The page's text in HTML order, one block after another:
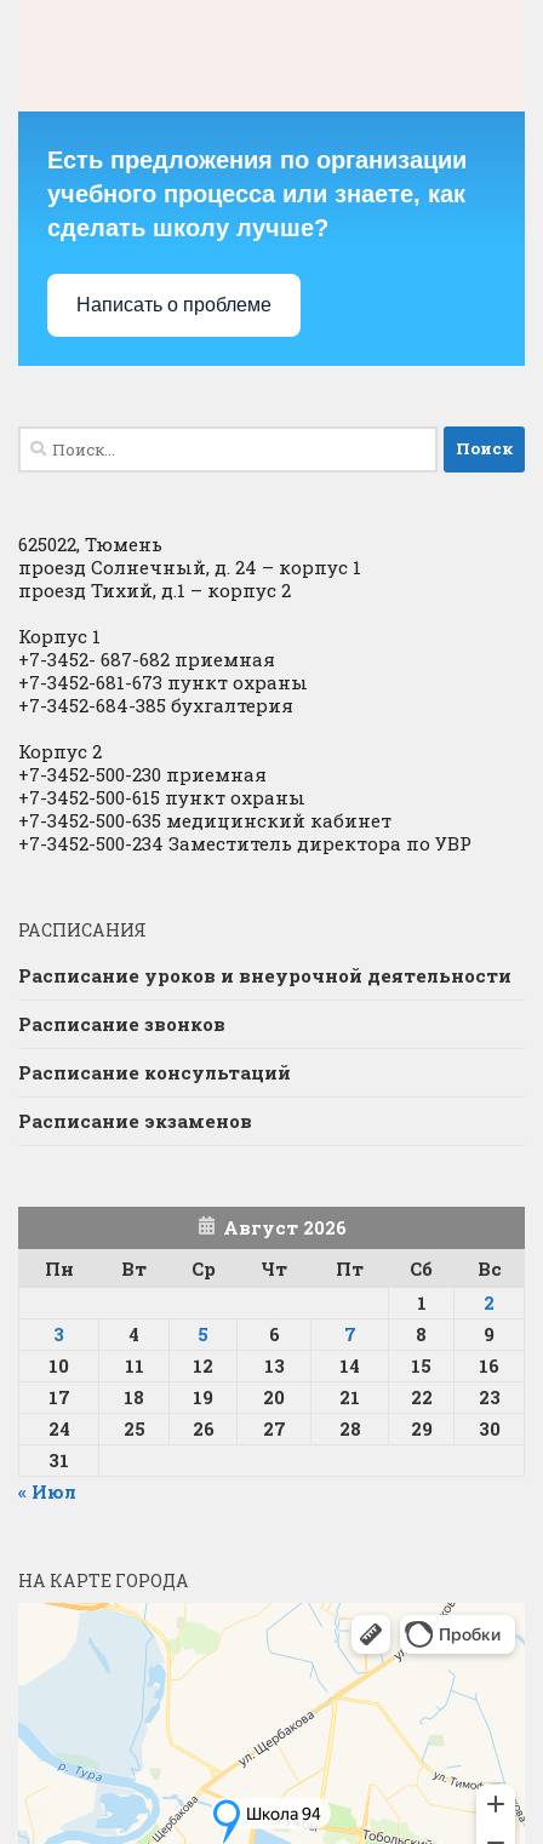
Есть предложения по организации
учебного процесса или знаете, как
сделать школу лучше?
Написать о проблеме
Найти:
625022, Тюмень
проезд Солнечный, д. 24 – корпус 1
проезд Тихий, д.1 – корпус 2
Корпус 1
+7-3452- 687-682 приемная
+7-3452-681-673 пункт охраны
+7-3452-684-385 бухгалтерия
Корпус 2
+7-3452-500-230 приемная
+7-3452-500-615 пункт охраны
+7-3452-500-635 медицинский кабинет
+7-3452-500-234 Заместитель директора по УВР
РАСПИСАНИЯ
Расписание уроков и внеурочной деятельности
Расписание звонков
Расписание консультаций
Расписание экзаменов
Август 2026
Пн
Вт Ср Чт Пт Сб
Вс
1
2
3
4 5 6 7 8
9
10
11 12 13 14 15
16
17
18 19 20 21 22
23
24
25 26 27 28 29
30
31
« Июл
НА КАРТЕ ГОРОДА